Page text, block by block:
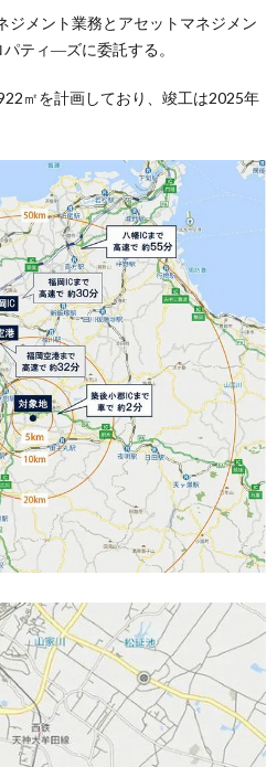
ジメント業務とアセットマネジメン
ティ―ズに委託する。
㎡を計画しており、竣工は2025年